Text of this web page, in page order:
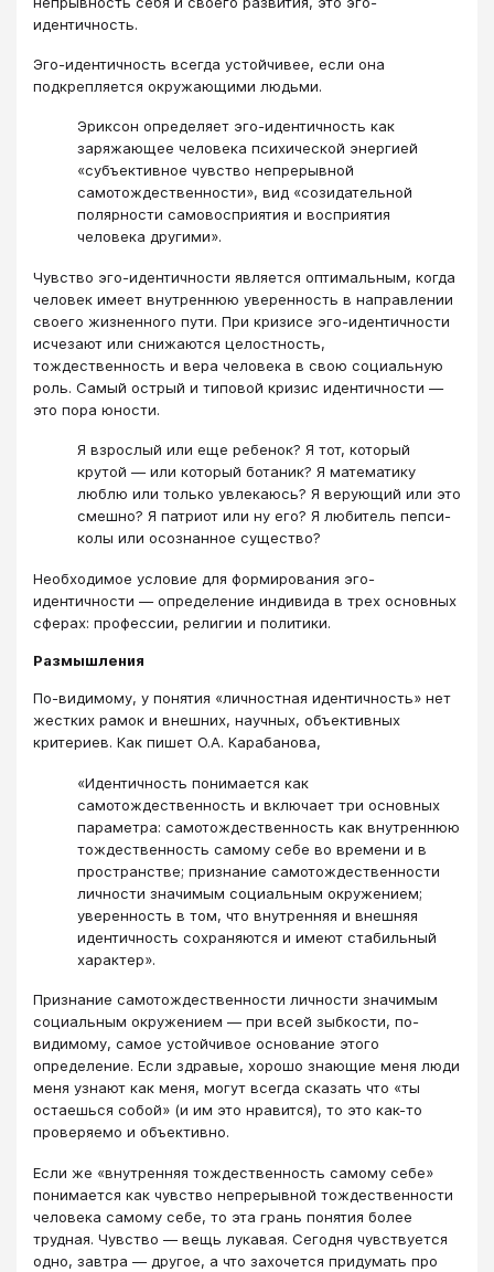
идентичность.
Эго-идентичность всегда устойчивее, если она
подкрепляется окружающими людьми.
Эриксон определяет эго-идентичность как
заряжающее человека психической энергией
«субъективное чувство непрерывной
самотождественности», вид «созидательной
полярности самовосприятия и восприятия
человека другими».
Чувство эго-идентичности является оптимальным, когда
человек имеет внутреннюю уверенность в направлении
своего жизненного пути. При кризисе эго-идентичности
исчезают или снижаются целостность,
тождественность и вера человека в свою социальную
роль. Самый острый и типовой кризис идентичности —
это пора юности.
Я взрослый или еще ребенок? Я тот, который
крутой — или который ботаник? Я математику
люблю или только увлекаюсь? Я верующий или это
смешно? Я патриот или ну его? Я любитель пепси-
колы или осознанное существо?
Необходимое условие для формирования эго-
идентичности — определение индивида в трех основных
сферах: профессии, религии и политики.
Размышления
По-видимому, у понятия «личностная идентичность» нет
жестких рамок и внешних, научных, объективных
критериев. Как пишет О.А. Карабанова,
«Идентичность понимается как
самотождественность и включает три основных
параметра: самотождественность как внутреннюю
тож­дественность самому себе во времени и в
пространстве; признание самотождественности
личности значимым социальным окружени­ем;
уверенность в том, что внутренняя и внешняя
идентичность сохраняются и имеют стабильный
характер».
Признание самотождественности личности значимым
социальным окружением — при всей зыбкости, по-
видимому, самое устойчивое основание этого
определение. Если здравые, хорошо знающие меня люди
меня узнают как меня, могут всегда сказать что «ты
остаешься собой» (и им это нравится), то это как-то
проверяемо и объективно.
Если же «внутренняя тождественность самому себе»
понимается как чувство непрерывной тождественности
человека самому себе, то эта грань понятия более
трудная. Чувство — вещь лукавая. Сегодня чувствуется
одно, завтра — другое, а что захочется придумать про